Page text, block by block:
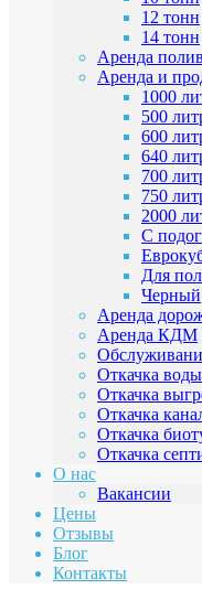
12 тонн
14 тонн
Аренда
Аренда и
1000
500
600
640
700
750
2000
C
Для
Черный
Аренда
Аренда КДМ
Откачка
Откачка
Откачка
Откачка
Откачка
О нас
Вакансии
Цены
Отзывы
Блог
Контакты